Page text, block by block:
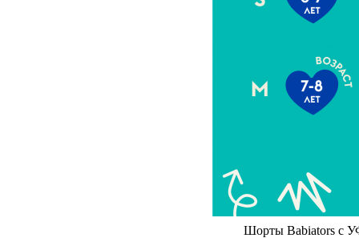
Шорты Babiators с